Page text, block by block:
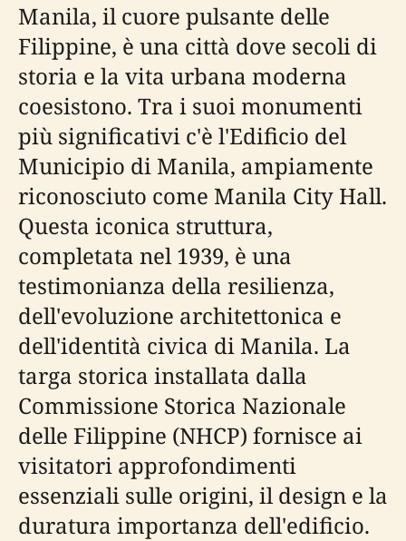
Manila, il cuore pulsante delle
Filippine, è una città dove secoli di
storia e la vita urbana moderna
coesistono. Tra i suoi monumenti
più significativi c'è l'Edificio del
Municipio di Manila, ampiamente
riconosciuto come Manila City Hall.
Questa iconica struttura,
completata nel 1939, è una
testimonianza della resilienza,
dell'evoluzione architettonica e
dell'identità civica di Manila. La
targa storica installata dalla
Commissione Storica Nazionale
delle Filippine (NHCP) fornisce ai
visitatori approfondimenti
essenziali sulle origini, il design e la
duratura importanza dell'edificio.